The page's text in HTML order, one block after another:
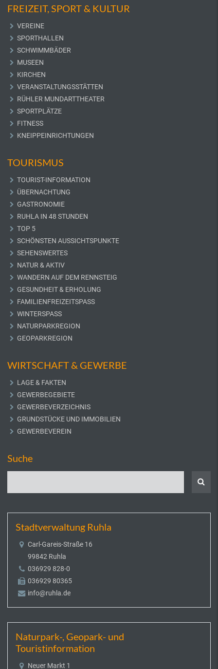
FREIZEIT, SPORT & KULTUR
VEREINE
SPORTHALLEN
SCHWIMMBÄDER
MUSEEN
KIRCHEN
VERANSTALTUNGSSTÄTTEN
RÜHLER MUNDARTTHEATER
SPORTPLÄTZE
FITNESS
KNEIPPEINRICHTUNGEN
TOURISMUS
TOURIST-INFORMATION
ÜBERNACHTUNG
GASTRONOMIE
RUHLA IN 48 STUNDEN
TOP 5
SCHÖNSTEN AUSSICHTSPUNKTE
SEHENSWERTES
NATUR & AKTIV
WANDERN AUF DEM RENNSTEIG
GESUNDHEIT & ERHOLUNG
FAMILIENFREIZEITSPASS
WINTERSPASS
NATURPARKREGION
GEOPARKREGION
WIRTSCHAFT & GEWERBE
LAGE & FAKTEN
GEWERBEGEBIETE
GEWERBEVERZEICHNIS
GRUNDSTÜCKE UND IMMOBILIEN
GEWERBEVEREIN
Suche
Stadtverwaltung Ruhla
Carl-Gareis-Straße 16
99842 Ruhla
036929 828-0
036929 80365
info@ruhla.de
Naturpark-, Geopark- und
Touristinformation
Neuer Markt 1